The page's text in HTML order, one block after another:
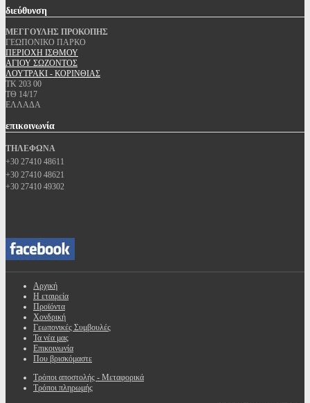
διεύθυνση
ΜΕΓΓΟΥΛΗΣ ΠΡΟΚΟΠΗΣ
ΓΕΩΠΟΝΙΚΟ ΠΑΡΚΟ
ΠΕΡΙΟΧΗ ΙΣΘΜΟΥ
ΑΓΙΟΥ ΣΩΖΟΝΤΟΣ
ΛΟΥΤΡΑΚΙ - ΚΟΡΙΝΘΙΑΣ
ΤΚ 203 00
ΤΘ 14/17
ΕΛΛΑΔΑ
επικοινωνία
ΤΗΛΕΦΩΝΑ
+30 27410 48611
+30 27410 48621
+30 27410 49302
Αρχική
Η εταιρεία
Προϊόντα
Χονδρική
Γεωπονικές Συμβουλές
Τα νέα μας
Επικοινωνία
Που βρισκόμαστε
Τρόποι αποστολής - Μεταφορικά
Τρόποι πληρωμής